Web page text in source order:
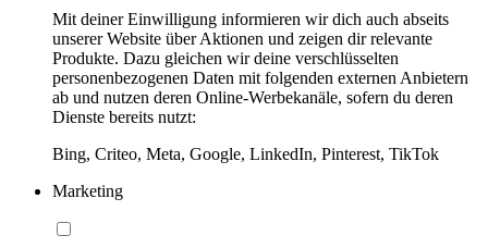
Mit deiner Einwilligung informieren wir dich auch abseits
unserer Website über Aktionen und zeigen dir relevante
Produkte. Dazu gleichen wir deine verschlüsselten
personenbezogenen Daten mit folgenden externen Anbietern
ab und nutzen deren Online-Werbekanäle, sofern du deren
Dienste bereits nutzt:
Bing, Criteo, Meta, Google, LinkedIn, Pinterest, TikTok
Marketing